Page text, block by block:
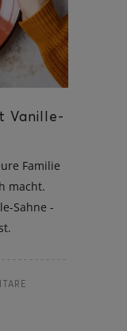
Vanille-
Familie
macht.
Sahne -